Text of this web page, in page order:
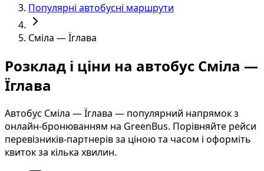
Популярні автобусні маршрути
Сміла — Їглава
Розклад і ціни на автобус Сміла —
Їглава
Автобус Сміла — Їглава — популярний напрямок з
онлайн-бронюванням на GreenBus. Порівняйте рейси
перевізників-партнерів за ціною та часом і оформіть
квиток за кілька хвилин.